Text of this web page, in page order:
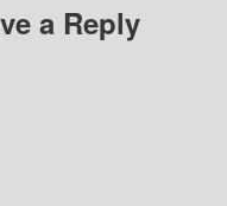
a Reply